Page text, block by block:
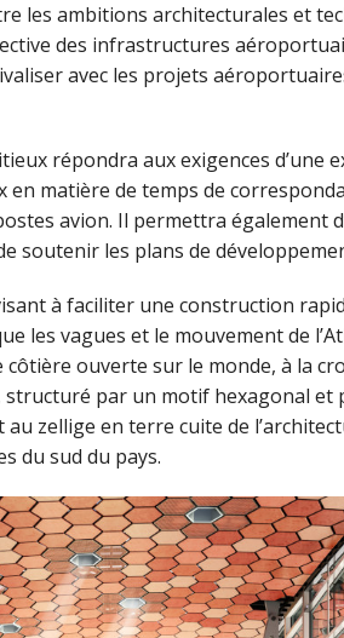
les ambitions architecturales et
des infrastructures
avec les projets
répondra aux exigences d’une
matière de temps de
avion. Il permettra également
soutenir les plans de
à faciliter une construction
les vagues et le mouvement de
côtière ouverte sur le monde, à la
par un motif hexagonal et
zellige en terre cuite de
du sud du pays.